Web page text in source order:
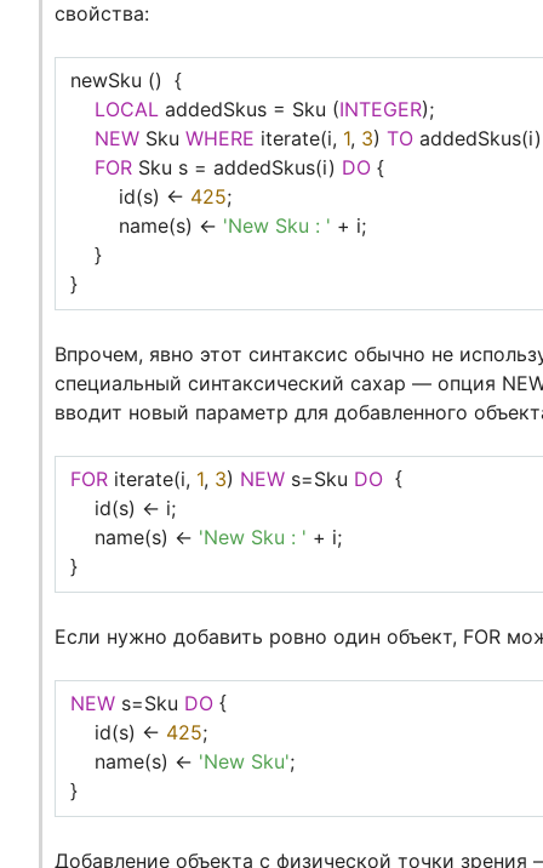
свойства:
newSku () {
LOCAL addedSkus = Sku (INTEGER);
NEW Sku WHERE iterate(i, 1, 3) TO
FOR Sku s = addedSkus(i) DO {
id(s) <- 425;
name(s) <- 'New Sku : ' + i;
}
}
Впрочем, явно этот синтаксис обычно не
специальный синтаксический сахар — опция
вводит новый параметр для добавленного
FOR iterate(i, 1, 3) NEW s=Sku DO {
id(s) <- i;
name(s) <- 'New Sku : ' + i;
}
Если нужно добавить ровно один объект, FOR
NEW s=Sku DO {
id(s) <- 425;
name(s) <- 'New Sku';
}
Добавление объекта с физической точки зрения